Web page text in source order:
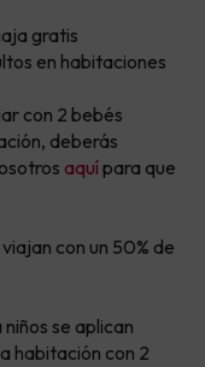
gratis
en habitaciones
con 2 bebés
deberás
aquípara que
viajan con un 50% de
se aplican
habitación con 2